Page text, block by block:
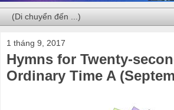
1 tháng 9, 2017
Hymns for Twenty-
Ordinary Time A